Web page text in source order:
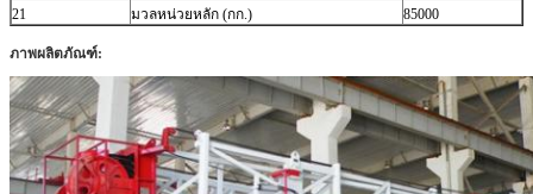
21
มวลหน่วยหลัก (กก.) 85000
ภาพผลิตภัณฑ์: